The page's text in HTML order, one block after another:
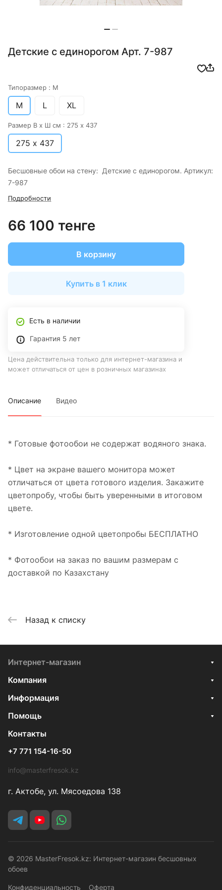
Детские с единорогом Арт. 7-987
Типоразмер : M
M L XL
Размер В х Ш см : 275 х 437
275 х 437
Бесшовные обои на стену: Детские с единорогом. Артикул:
7-987
Подробности
66 100 тенге
В корзину
Купить в 1 клик
Есть в наличии
Гарантия 5 лет
Цена действительна только для интернет-магазина и
может отличаться от цен в розничных магазинах
Описание Видео
* Готовые фотообои не содержат водяного знака.
* Цвет на экране вашего монитора может
отличаться от цвета готового изделия. Закажите
цветопробу, чтобы быть уверенными в итоговом
цвете.
* Изготовление одной цветопробы БЕСПЛАТНО
* Фотообои на заказ по вашим размерам с
доставкой по Казахстану
Назад к списку
Интернет-магазин
Компания
Информация
Помощь
Контакты
+7 771 154-16-50
info@masterfresok.kz
г. Актобе, ул. Мясоедова 138
© 2026 MasterFresok.kz: Интернет-магазин бесшовных
обоев
Конфиденциальность Оферта